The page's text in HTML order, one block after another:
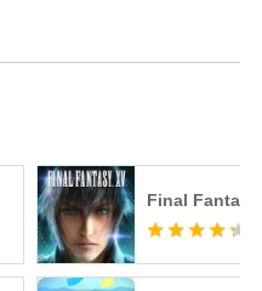
Final Fantasy